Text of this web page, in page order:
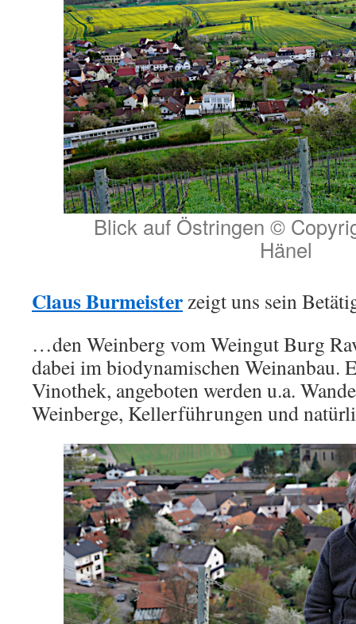
Blick auf Östringen ©
Hänel
Claus Burmeisterzeigt uns sein
…den Weinberg vom Weingut Burg
dabei im biodynamischen Weinanbau.
Vinothek, angeboten werden u.a.
Weinberge, Kellerführungen und